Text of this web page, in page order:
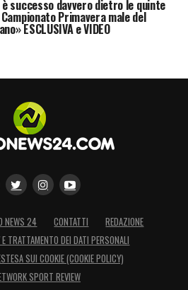
è successo davvero dietro le quinte
Campionato Primavera male del
ESCLUSIVA e VIDEO
NEWS 24 CONTATTI
REDAZIONE
TRATTAMENTO DEI DATI PERSONALI
SUI COOKIE (COOKIE POLICY)
SPORT REVIEW